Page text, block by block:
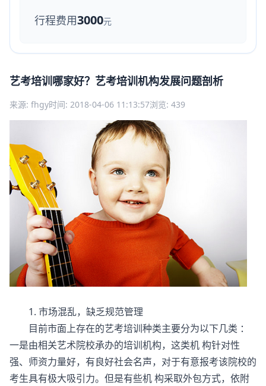
行程费用3000元
艺考培训哪家好？艺考培训机构发展问题剖析
来源: fhgy时间: 2018-04-06 11:13:57浏览: 439
1. 市场混乱，缺乏规范管理
目前市面上存在的艺考培训种类主要分为以下几类 ：
一是由相关艺术院校承办的培训机构，这类机 构针对性
强、师资力量好，有良好社会名声，对于有意报考该院校的
考生具有极大吸引力。但是有些机 构采取外包方式，依附